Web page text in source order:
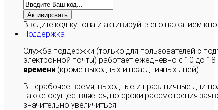
Активировать
Введите код купона и активируйте его нажатием
Поддержка
Служба поддержки (только для пользователей с
электронной почты) работает ежедневно с 10 до
времени (кроме выходных и праздничных дней).
В нерабочее время, выходные и праздничные дни
также осуществляется, но сроки рассмотрения
значительно увеличиться.